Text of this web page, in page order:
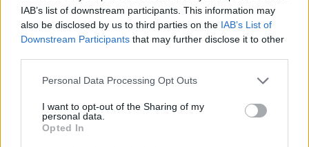
IAB’s list of downstream participants. This information may
also be disclosed by us to third parties on the IAB’s List of
Downstream Participants that may further disclose it to other
Personal Data Processing Opt Outs
I want to opt-out of the Sharing of my
personal data.
Opted In
+36703805044
1053
Telefon: +36703805044
Bemutatkozás: Immár közel 30 éve, hogy a Múzeum körúton
a Portobello aukciósház kiegészítette az addigi tevékenységét
és megszületett a Mike Portobello Aukciósház. 2022-től saját